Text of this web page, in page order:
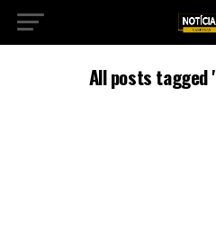
All posts tagged